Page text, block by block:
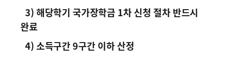
3) 해당학기 국가장학금 1차 신청 절차 반드시
완료
4) 소득구간 9구간 이하 산정